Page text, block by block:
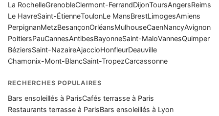
La RochelleGrenobleClermont-FerrandDijonToursAngersReims
Le HavreSaint-ÉtienneToulonLe MansBrestLimogesAmiens
PerpignanMetzBesançonOrléansMulhouseCaenNancyAvignon
PoitiersPauCannesAntibesBayonneSaint-MaloVannesQuimper
BéziersSaint-NazaireAjaccioHonfleurDeauville
Chamonix-Mont-BlancSaint-TropezCarcassonne
RECHERCHES POPULAIRES
Bars ensoleillés à ParisCafés terrasse à Paris
Restaurants terrasse à ParisBars ensoleillés à Lyon